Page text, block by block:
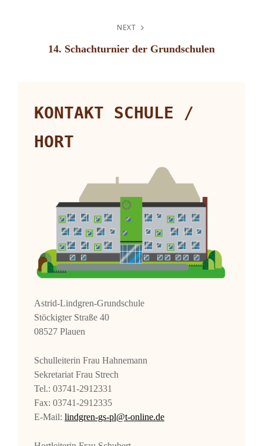
NEXT
14. Schachturnier der Grundschulen
KONTAKT SCHULE /
HORT
Astrid-Lindgren-Grundschule
Stöckigter Straße 40
08527 Plauen
Schulleiterin Frau Hahnemann
Sekretariat Frau Strech
Tel.: 03741-2912331
Fax: 03741-2912335
E-Mail: lindgren-gs-pl@t-online.de